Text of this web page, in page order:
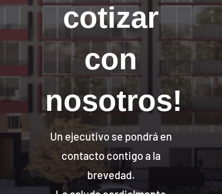
cotizar
con
nosotros!
Un ejecutivo se pondrá en
contacto contigo a la
brevedad.